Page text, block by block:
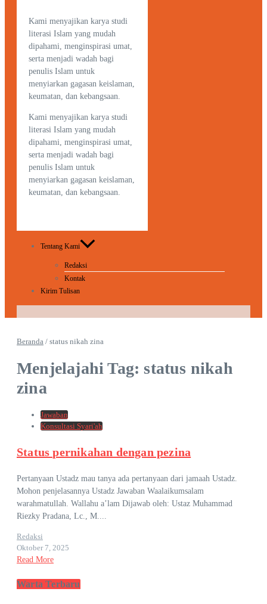
Kami menyajikan karya studi
literasi Islam yang mudah
dipahami, menginspirasi umat,
serta menjadi wadah bagi
penulis Islam untuk
menyiarkan gagasan keislaman,
keumatan, dan kebangsaan.
Kami menyajikan karya studi
literasi Islam yang mudah
dipahami, menginspirasi umat,
serta menjadi wadah bagi
penulis Islam untuk
menyiarkan gagasan keislaman,
keumatan, dan kebangsaan.
Tentang Kami
Redaksi
Kontak
Kirim Tulisan
Beranda / status nikah zina
Menjelajahi Tag: status nikah
zina
Jawaban
Konsultasi Syari'ah
Status pernikahan dengan pezina
Pertanyaan Ustadz mau tanya ada pertanyaan dari jamaah Ustadz.
Mohon penjelasannya Ustadz Jawaban Waalaikumsalam
warahmatullah. Wallahu a’lam Dijawab oleh: Ustaz Muhammad
Riezky Pradana, Lc., M....
Redaksi
Oktober 7, 2025
Read More
Warta Terbaru